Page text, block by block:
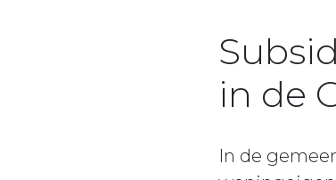
in de
In de